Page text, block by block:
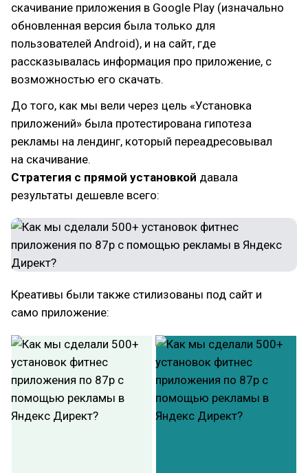
скачивание приложения в Google Play (изначально
обновленная версия была только для
пользователей Android), и на сайт, где
рассказывалась информация про приложение, с
возможностью его скачать.
До того, как мы вели через цель «Установка
приложений» была протестирована гипотеза
рекламы на лендинг, который переадресовывал
на скачивание.
Стратегия с прямой установкой давала
результаты дешевле всего:
Креативы были также стилизованы под сайт и
само приложение: